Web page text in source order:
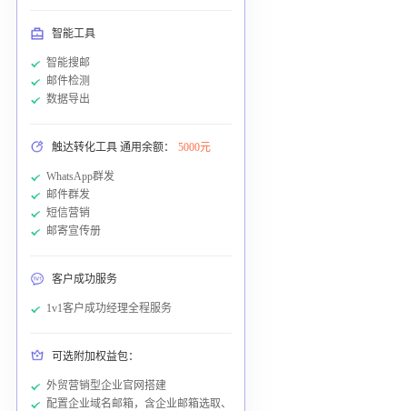
智能工具
智能搜邮
邮件检测
数据导出
触达转化工具 通用余额： 5000元
WhatsApp群发
邮件群发
短信营销
邮寄宣传册
客户成功服务
1v1客户成功经理全程服务
可选附加权益包：
外贸营销型企业官网搭建
配置企业域名邮箱，含企业邮箱选取、